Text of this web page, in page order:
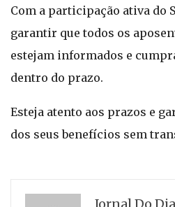
Com a participação ativa do
garantir que todos os
estejam informados e
dentro do prazo.
Esteja atento aos prazos e
dos seus benefícios sem